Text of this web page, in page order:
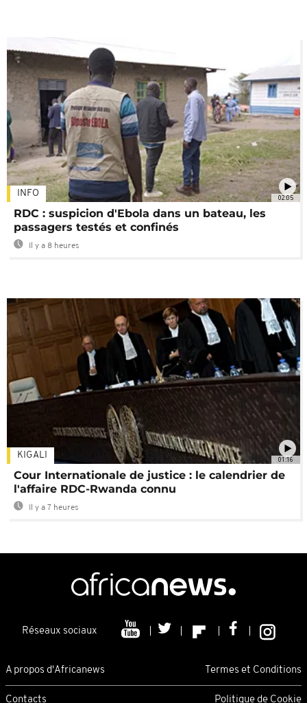
02:05
INFO
RDC : suspicion d'Ebola dans un bateau, les
passagers testés et confinés
Il y a 8 heures
01:16
KIGALI
Cour Internationale de justice : le calendrier de
l'affaire RDC-Rwanda connu
Il y a 7 heures
Réseaux sociaux
A propos d'Africanews Termes et Conditions
Contacts Politique de Cookie